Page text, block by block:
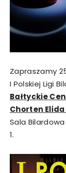
Zapraszamy
I Polskiej Ligi
Bałtyckie
Chorten Elida
Sala
1.